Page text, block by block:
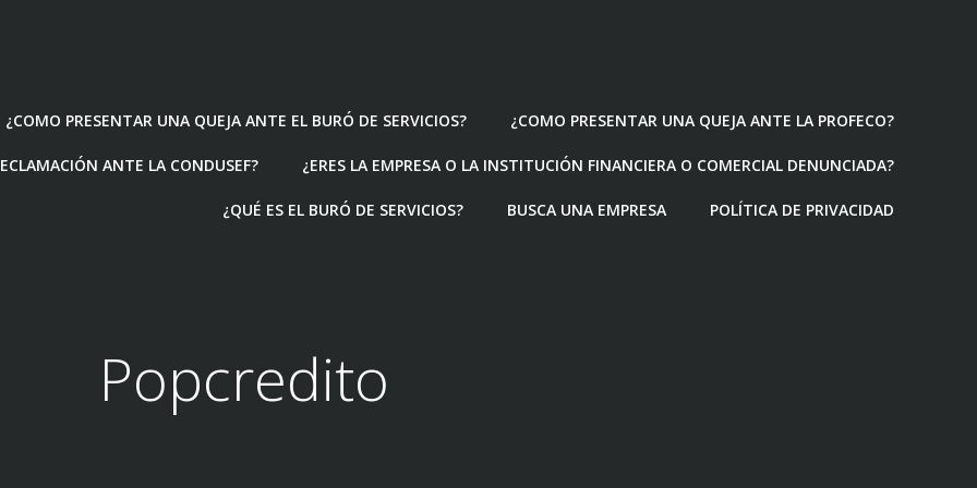
¿COMO PRESENTAR UNA QUEJA ANTE EL BURÓ DE SERVICIOS? ¿COMO PRESENTAR UNA QUEJA ANTE LA PROFECO?
ANTE LA CONDUSEF? ¿ERES LA EMPRESA O LA INSTITUCIÓN FINANCIERA O COMERCIAL DENUNCIADA?
¿QUÉ ES EL BURÓ DE SERVICIOS? BUSCA UNA EMPRESA POLÍTICA DE PRIVACIDAD
Popcredito